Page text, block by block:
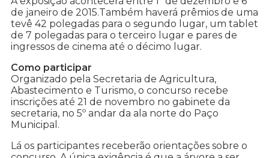
de janeiro de 2015.Também haverá prêmios de uma
tevê 42 polegadas para o segundo lugar, um tablet
de 7 polegadas para o terceiro lugar e pares de
ingressos de cinema até o décimo lugar.
Como participar
Organizado pela Secretaria de Agricultura,
Abastecimento e Turismo, o concurso recebe
inscrições até 21 de novembro no gabinete da
secretaria, no 5º andar da ala norte do Paço
Municipal.
Lá os participantes receberão orientações sobre o